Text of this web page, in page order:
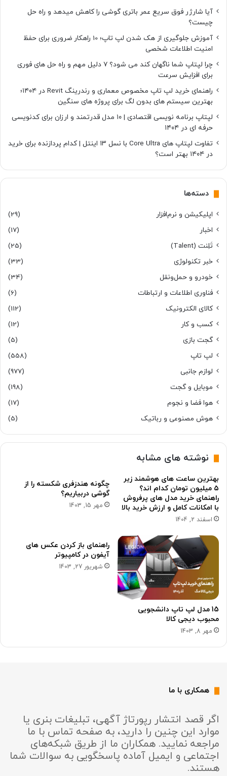
آیا شارژر فوق سریع عمر باتری گوشی را کاهش میدهد و راه حل
چیست؟
آموزش جلوگیری از هک شدن لپ تاپ؛ 10 راهکار ضروری برای حفظ
امنیت اطلاعات شخصی
چرا لپتاپ شما ناگهان کند می شود؟ ۷ دلیل مهم و راه حل های فوری
برای افزایش سرعت
راهنمای خرید لپ تاپ مخصوص معماری و رندرینگ Revit در ۱۴۰۴؛
بهترین سیستم های بدون لگ برای پروژه های سنگین
لپتاپ برنامه نویسی اقتصادی | ۱۰ مدل قدرتمند و ارزان برای کدنویسی
حرفه ای در ۱۴۰۴
تفاوت لپتاپ های Core Ultra با نسل ۱۳ اینتل | کدام پردازنده برای خرید
در ۱۴۰۴ بهتر است؟
دسته‌ها
اپلیکیشن و نرم‌افزار
(29)
اخبار
(17)
تَلِنت (Talent)
(25)
خبر تکنولوژی
(33)
خودرو و حمل‌و‌نقل
(34)
فناوری اطلاعات و ارتباطات
(6)
کالای الکترونیک
(112)
کسب و کار
(12)
گجت بازی
(5)
لپ تاپ
(558)
لوازم جانبی
(977)
موبایل و گجت
(198)
هوا فضا و نجوم
(17)
هوش مصنوعی و رباتیک
(5)
نوشته های مشابه
بهترین ساعت های هوشمند زیر
۵ میلیون تومان کدام اند؟
راهنمای خرید مدل های پرفروش
با امکانات کامل و ارزش خرید بالا
اسفند 2, 1404
چگونه هندزفری شکسته را از
گوشی دربیاریم؟
مهر 15, 1403
15 مدل لپ تاپ دانشجویی
محبوب دیجی کالا
مهر 8, 1403
راهنمای باز کردن عکس های
آیفون در کامپیوتر
شهریور 27, 1403
همکاری با ما
اگر قصد انتشار رپورتاژ آگهی، تبلیغات بنری یا
موارد این چنین را دارید، به صفحه تماس با ما
مراجعه نمایید. همکاران ما از طریق شبکه‌های
اجتماعی و ایمیل آماده پاسخگویی به سوالات شما
هستند.